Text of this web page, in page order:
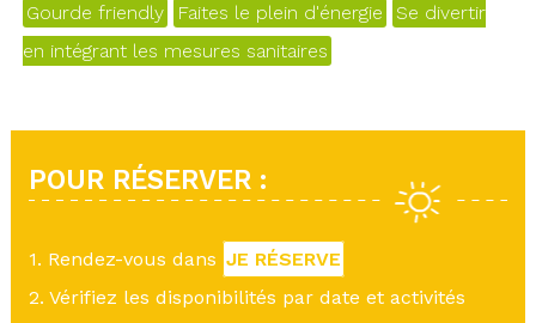
Gourde friendly Faites le plein d'énergie
Se divertir
en intégrant les mesures sanitaires
POUR RÉSERVER :
1. Rendez-vous dans JE RÉSERVE
2. Vérifiez les disponibilités par date et activités